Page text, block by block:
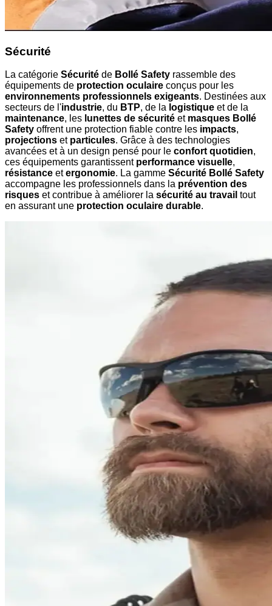
Sécurité
La catégorie Sécurité de Bollé Safety rassemble des
équipements de protection oculaire conçus pour les
environnements professionnels exigeants. Destinées aux
secteurs de l'industrie, du BTP, de la logistique et de la
maintenance, les lunettes de sécurité et masques Bollé
Safety offrent une protection fiable contre les impacts,
projections et particules. Grâce à des technologies
avancées et à un design pensé pour le confort quotidien,
ces équipements garantissent performance visuelle,
résistance etergonomie. La gamme Sécurité Bollé Safety
accompagne les professionnels dans la prévention des
risques et contribue à améliorer la sécurité au travail tout
en assurant une protection oculaire durable.